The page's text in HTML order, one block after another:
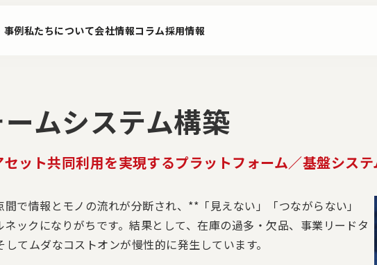
盤構築サービス PoC構想実行サービス
ロジステ
グ ソリュ
事例私たちについて会社情報
ニュース
コラム採用情報
ムシステム構築
ット共同利用を実現するプラットフォーム／基盤シス
で情報とモノの流れが分断され、**「見えない」「つながらない」
ックになりがちです。結果として、在庫の過多・欠品、事業リードタ
てムダなコストオンが慢性的に発生しています。